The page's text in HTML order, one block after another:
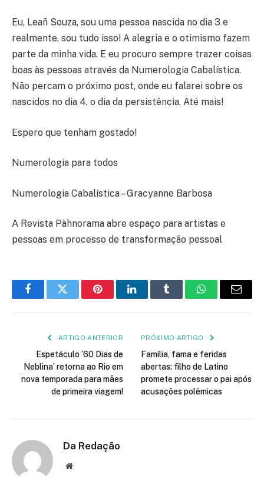
Eu, Leañ Souza, sou uma pessoa nascida no dia 3 e
realmente, sou tudo isso! A alegria e o otimismo fazem
parte da minha vida. E eu procuro sempre trazer coisas
boas às pessoas através da Numerologia Cabalística.
Não percam o próximo post, onde eu falarei sobre os
nascidos no dia 4, o dia da persistência. Até mais!
Espero que tenham gostado!
Numerologia para todos
Numerologia Cabalística – Gracyanne Barbosa
A Revista Pàhnorama abre espaço para artistas e
pessoas em processo de transformação pessoal
FacebookTwitter PinterestLinkedInTumblr WhatsApp
E-
ARTIGO ANTERIOR
Espetáculo ’60 Dias de
Neblina’ retorna ao Rio em
nova temporada para mães
de primeira viagem!
PRÓXIMO ARTIGO
Família, fama e feridas
abertas: filho de Latino
promete processar o pai após
acusações polêmicas
Da Redação
Site